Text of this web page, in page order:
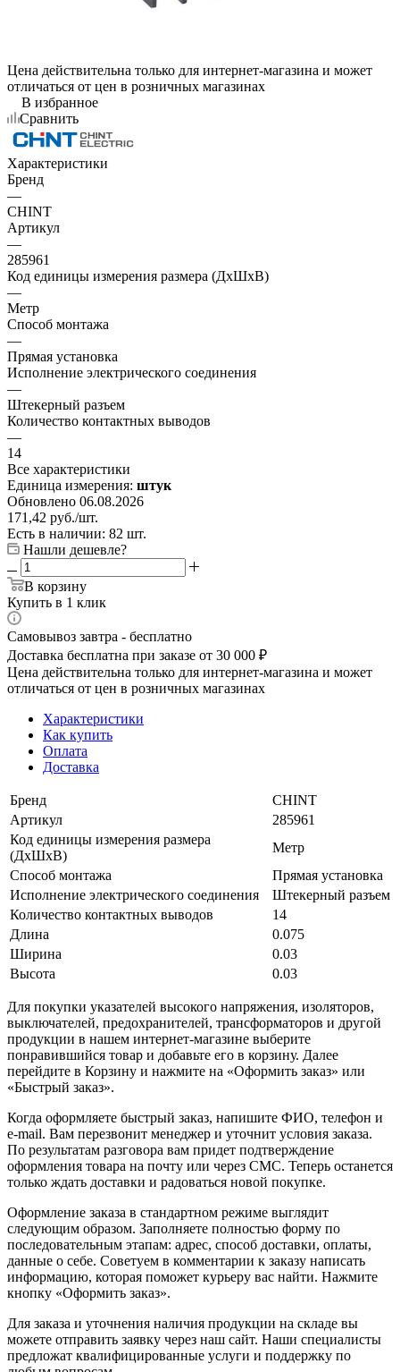
Цена действительна только для интернет-магазина и может
отличаться от цен в розничных магазинах
В избранное
Сравнить
Характеристики
Бренд
—
CHINT
Артикул
—
285961
Код единицы измерения размера (ДхШхВ)
—
Метр
Способ монтажа
—
Прямая установка
Исполнение электрического соединения
—
Штекерный разъем
Количество контактных выводов
—
14
Все характеристики
Единица измерения: штук
Обновлено 06.08.2026
171,42 руб./шт.
Есть в наличии: 82 шт.
Нашли дешевле?
В корзину
Купить в 1 клик
Самовывоз завтра - бесплатно
Доставка бесплатна при заказе от 30 000 ₽
Цена действительна только для интернет-магазина и может
отличаться от цен в розничных магазинах
Характеристики
Как купить
Оплата
Доставка
Бренд
CHINT
Артикул
285961
Код единицы измерения размера
(ДхШхВ)
Метр
Способ монтажа
Прямая установка
Исполнение электрического соединения
Штекерный разъем
Количество контактных выводов
14
Длина
0.075
Ширина
0.03
Высота
0.03
Для покупки указателей высокого напряжения, изоляторов,
выключателей, предохранителей, трансформаторов и другой
продукции в нашем интернет-магазине выберите
понравившийся товар и добавьте его в корзину. Далее
перейдите в Корзину и нажмите на «Оформить заказ» или
«Быстрый заказ».
Когда оформляете быстрый заказ, напишите ФИО, телефон и
e-mail. Вам перезвонит менеджер и уточнит условия заказа.
По результатам разговора вам придет подтверждение
оформления товара на почту или через СМС. Теперь останется
только ждать доставки и радоваться новой покупке.
Оформление заказа в стандартном режиме выглядит
следующим образом. Заполняете полностью форму по
последовательным этапам: адрес, способ доставки, оплаты,
данные о себе. Советуем в комментарии к заказу написать
информацию, которая поможет курьеру вас найти. Нажмите
кнопку «Оформить заказ».
Для заказа и уточнения наличия продукции на складе вы
можете отправить заявку через наш сайт. Наши специалисты
предложат квалифицированные услуги и поддержку по